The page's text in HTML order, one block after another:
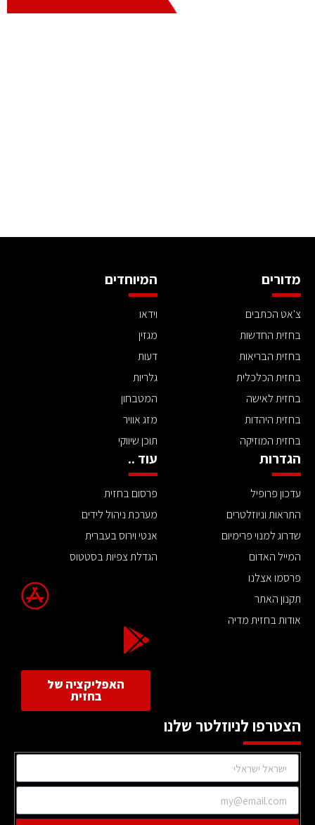
מדורים
צ'אט הכתבים
בחזית החדשות
בחזית הבריאות
בחזית הכלכלית
בחזית לאישה
בחזית היהדות
בחזית המוזיקה
המיוחדים
וידאו
מגזין
דעות
גלריות
המטבחון
מזג אוויר
תוכן שיווקי
הגדרות
עדכון פרופיל
התראות וניוזלטרים
שדרוג למנוי פרימיום
המייל האדום
פרסמו אצלנו
תקנון האתר
אודות בחזית מדיה
עוד ..
פרסום בחזית
מערכת ניהול לידים
אנטי וירוס בעברית
הגדלת צפיות בסטטוס
האפליקציה של
בחזית
הצטרפו לניוזלטר שלנו